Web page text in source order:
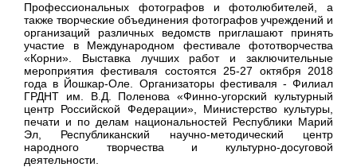
Профессиональных фотографов и фотолюбителей, а
также творческие объединения фотографов учреждений и
организаций различных ведомств приглашают принять
участие в Международном фестивале фототворчества
«Корни». Выставка лучших работ и заключительные
мероприятия фестиваля состоятся 25-27 октября 2018
года в Йошкар-Оле. Организаторы фестиваля - Филиал
ГРДНТ им. В.Д. Поленова «Финно-угорский культурный
центр Российской Федерации», Министерство культуры,
печати и по делам национальностей Республики Марий
Эл, Республиканский научно-методический центр
народного творчества и культурно-досуговой
деятельности.